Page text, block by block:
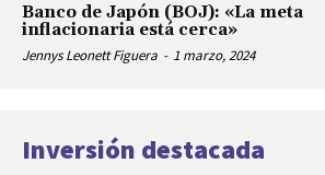
Banco de Japón (BOJ): «La meta
inflacionaria está cerca»
Jennys Leonett Figuera - 1 marzo, 2024
Inversión destacada